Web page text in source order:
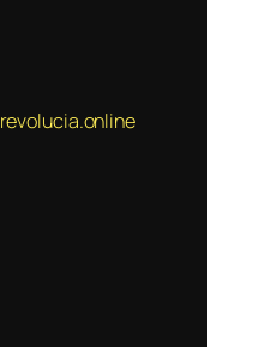
revolucia.online